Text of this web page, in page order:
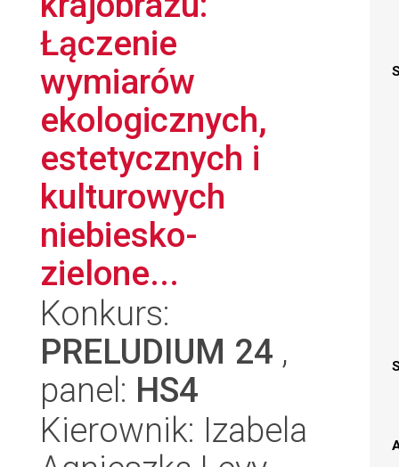
Łączenie
wymiarów
ekologicznych,
estetycznych i
kulturowych
niebiesko-
zielone...
Konkurs:
PRELUDIUM 24 ,
panel: HS4
Kierownik: Izabela